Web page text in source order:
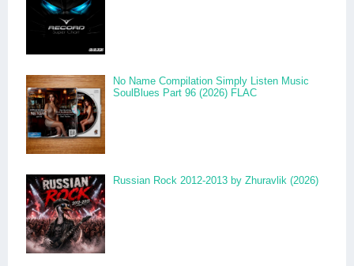
No Name Compilation Simply Listen Music
SoulBlues Part 96 (2026) FLAC
Russian Rock 2012-2013 by Zhuravlik (2026)